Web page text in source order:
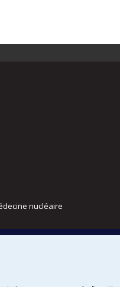
nucléaire